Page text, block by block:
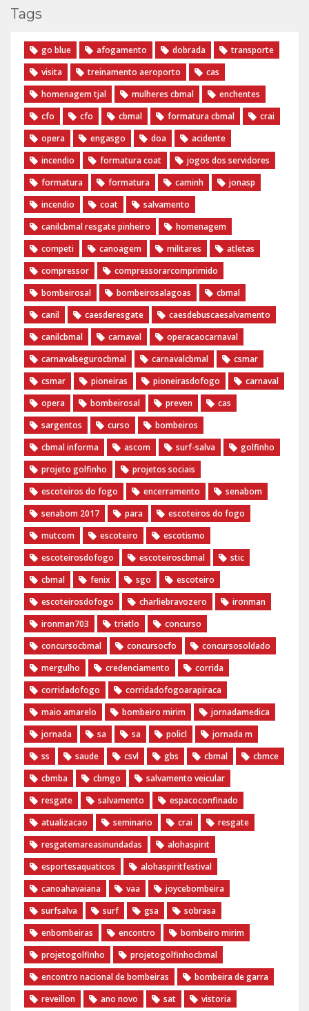
Tags
go blue afogamento dobrada
transporte
visita
treinamento aeroporto
cas
homenagem tjal
mulheres cbmal
enchentes
cfo
cfo cbmal formatura cbmal
crai
opera
engasgo doa
acidente
incendio
formatura coat
jogos dos servidores
formatura
formatura caminh
jonasp
incendio
coat
salvamento
canilcbmal resgate pinheiro
homenagem
competi
canoagem militares
atletas
compressor
compressorarcomprimido
bombeirosal
bombeirosalagoas
cbmal
canil
caesderesgate
caesdebuscaesalvamento
canilcbmal
carnaval
operacaocarnaval
carnavalsegurocbmal
carnavalcbmal
csmar
csmar
pioneiras pioneirasdofogo
carnaval
opera
bombeirosal preven
cas
sargentos
curso
bombeiros
cbmal informa
ascom surf-salva
golfinho
projeto golfinho
projetos sociais
escoteiros do fogo
encerramento
senabom
senabom 2017
para
escoteiros do fogo
mutcom
escoteiro
escotismo
escoteirosdofogo
escoteiroscbmal
stic
cbmal
fenix sgo
escoteiro
escoteirosdofogo
charliebravozero
ironman
ironman703
triatlo
concurso
concursocbmal
concursocfo
concursosoldado
mergulho
credenciamento
corrida
corridadofogo
corridadofogoarapiraca
maio amarelo
bombeiro mirim
jornadamedica
jornada
sa sa policl
jornada m
ss
saude csvl gbs cbmal
cbmce
cbmba
cbmgo
salvamento veicular
resgate
salvamento
espacoconfinado
atualizacao
seminario crai
resgate
resgatemareasinundadas
alohaspirit
esportesaquaticos
alohaspiritfestival
canoahavaiana
vaa
joycebombeira
surfsalva
surf gsa
sobrasa
enbombeiras
encontro
bombeiro mirim
projetogolfinho
projetogolfinhocbmal
encontro nacional de bombeiras
bombeira de garra
reveillon
ano novo sat vistoria